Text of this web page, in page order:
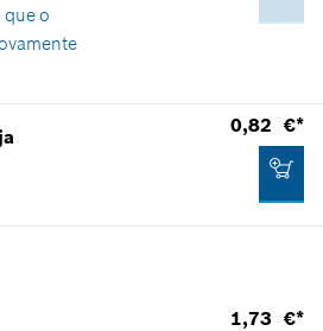
ao carrinho das compras
ao carrinho das compras
o
1
peças sobressalentes
aplicação
0,82 €*
peças sobressalentes
1,73 €*